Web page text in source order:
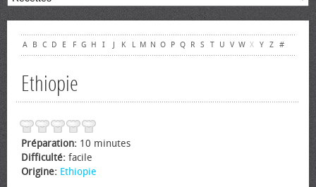
A B C D E F G H I J K L M N O P Q R S T U V W X Y Z #
Ethiopie
Préparation: 10 minutes
Difficulté: facile
Origine: Ethiopie